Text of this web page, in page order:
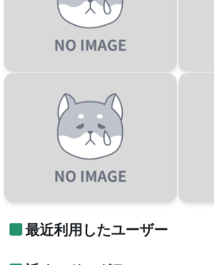
最近利用したユーザー